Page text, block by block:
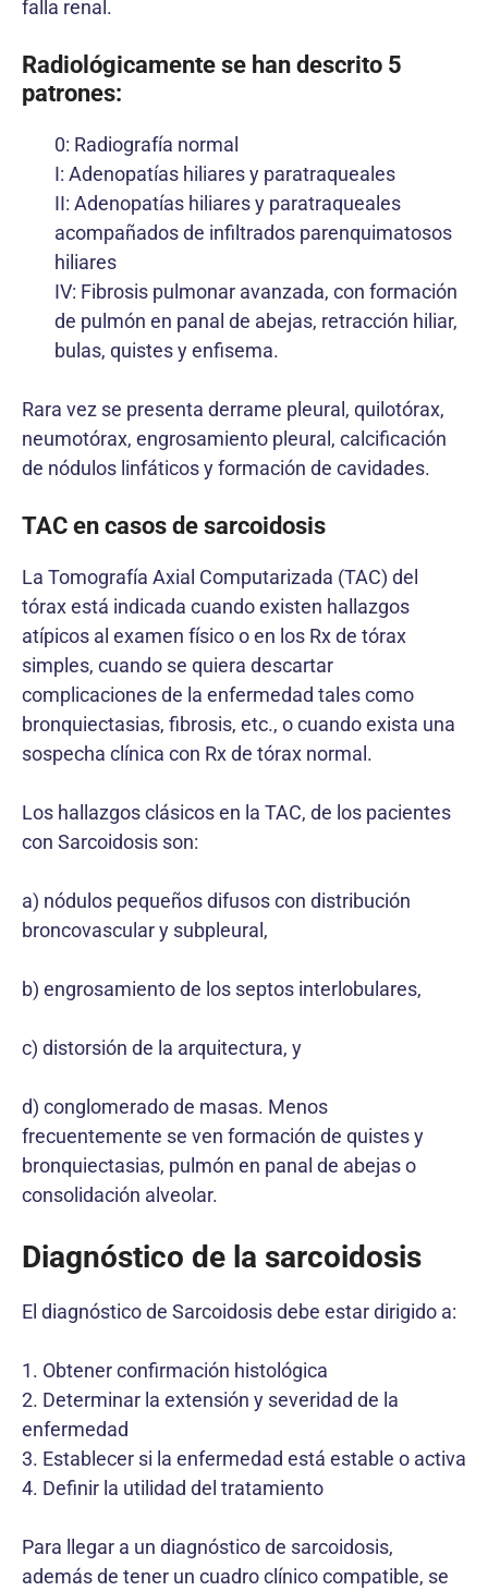
falla renal.
Radiológicamente se han descrito 5
patrones:
0: Radiografía normal
I: Adenopatías hiliares y paratraqueales
II: Adenopatías hiliares y paratraqueales
acompañados de infiltrados parenquimatosos
hiliares
IV: Fibrosis pulmonar avanzada, con formación
de pulmón en panal de abejas, retracción hiliar,
bulas, quistes y enfisema.
Rara vez se presenta derrame pleural, quilotórax,
neumotórax, engrosamiento pleural, calcificación
de nódulos linfáticos y formación de cavidades.
TAC en casos de sarcoidosis
La Tomografía Axial Computarizada (TAC) del
tórax está indicada cuando existen hallazgos
atípicos al examen físico o en los Rx de tórax
simples, cuando se quiera descartar
complicaciones de la enfermedad tales como
bronquiectasias, fibrosis, etc., o cuando exista una
sospecha clínica con Rx de tórax normal.
Los hallazgos clásicos en la TAC, de los pacientes
con Sarcoidosis son:
a) nódulos pequeños difusos con distribución
broncovascular y subpleural,
b) engrosamiento de los septos interlobulares,
c) distorsión de la arquitectura, y
d) conglomerado de masas. Menos
frecuentemente se ven formación de quistes y
bronquiectasias, pulmón en panal de abejas o
consolidación alveolar.
Diagnóstico de la sarcoidosis
El diagnóstico de Sarcoidosis debe estar dirigido a:
1. Obtener confirmación histológica
2. Determinar la extensión y severidad de la
enfermedad
3. Establecer si la enfermedad está estable o activa
4. Definir la utilidad del tratamiento
Para llegar a un diagnóstico de sarcoidosis,
además de tener un cuadro clínico compatible, se